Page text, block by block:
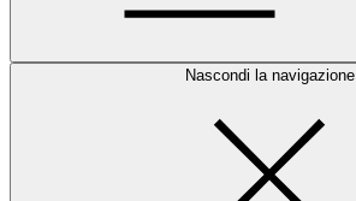
Nascondi la navigazione